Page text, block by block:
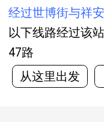
经过世博街与祥
以下线路经过该站
47路
从这里出发